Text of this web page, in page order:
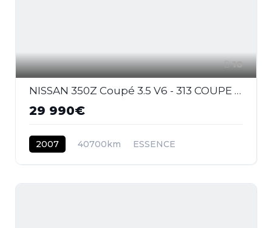
18
NISSAN 350Z Coupé 3.5 V6 - 313 COUPE Pack
29 990€
2007 40700km ESSENCE